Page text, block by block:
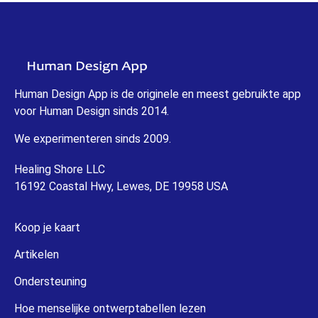
Human Design App is de originele en meest gebruikte app
voor Human Design sinds 2014.
We experimenteren sinds 2009.
Healing Shore LLC
16192 Coastal Hwy, Lewes, DE 19958 USA
Koop je kaart
Artikelen
Ondersteuning
Hoe menselijke ontwerptabellen lezen